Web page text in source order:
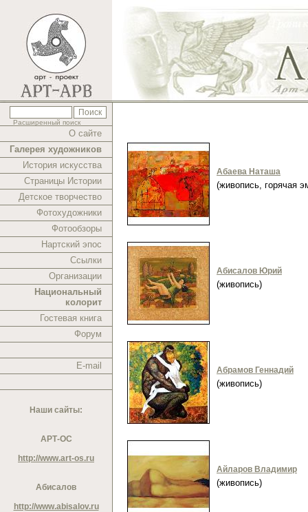
Расширенный поиск
О сайте
Галерея художников
История искусства
Страницы Истории
Детское творчество
Фотохудожники
Фотообзоры
Нартский эпос
Ссылки
Организации
Национальный
колорит
Гостевая книга
Форум
E-mail
Наши сайты:
АРТ-ОС
http://www.art-os.ru
Абисалов
http://www.abisalov.ru
Абаева Наташа
(живопись, горячая
Абисалов Юрий
(живопись)
Абрамов Геннадий
(живопись)
Айларов Владимир
(живопись)